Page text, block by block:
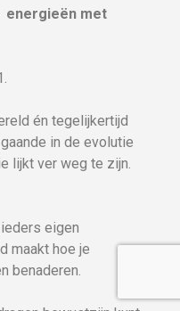
met
én tegelijkertijd
in de evolutie
lijkt ver weg te zijn.
eigen
maakt hoe je
benaderen.